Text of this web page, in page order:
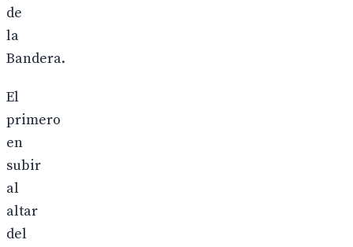
de
la
Bandera.
El
primero
en
subir
al
altar
del